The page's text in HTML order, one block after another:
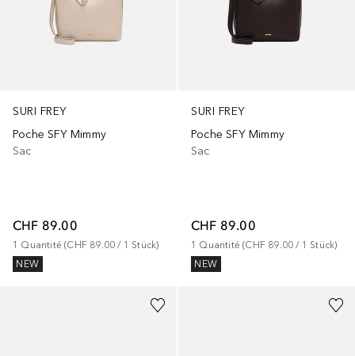
SURI FREY
Poche SFY Mimmy
Sac
CHF 89.00
1 Quantité (CHF 89.00 / 1 Stück)
NEW
SURI FREY
Poche SFY Mimmy
Sac
CHF 89.00
1 Quantité (CHF 89.00 / 1 Stück)
NEW